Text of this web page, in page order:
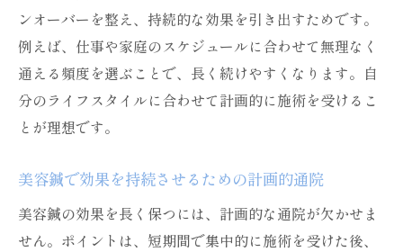
ンオーバーを整え、持続的な効果を引き出すためです。
例えば、仕事や家庭のスケジュールに合わせて無理なく
通える頻度を選ぶことで、長く続けやすくなります。自
分のライフスタイルに合わせて計画的に施術を受けるこ
とが理想です。
美容鍼で効果を持続させるための計画的通院
美容鍼の効果を長く保つには、計画的な通院が欠かせま
せん。ポイントは、短期間で集中的に施術を受けた後、